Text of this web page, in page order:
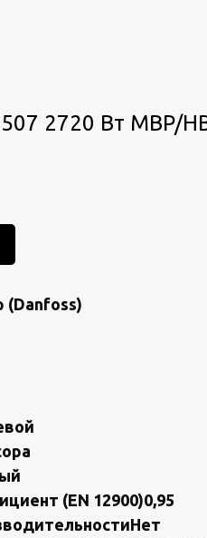
2720 Вт MBP/
(Dаnfоss)
(EN 12900)0,95